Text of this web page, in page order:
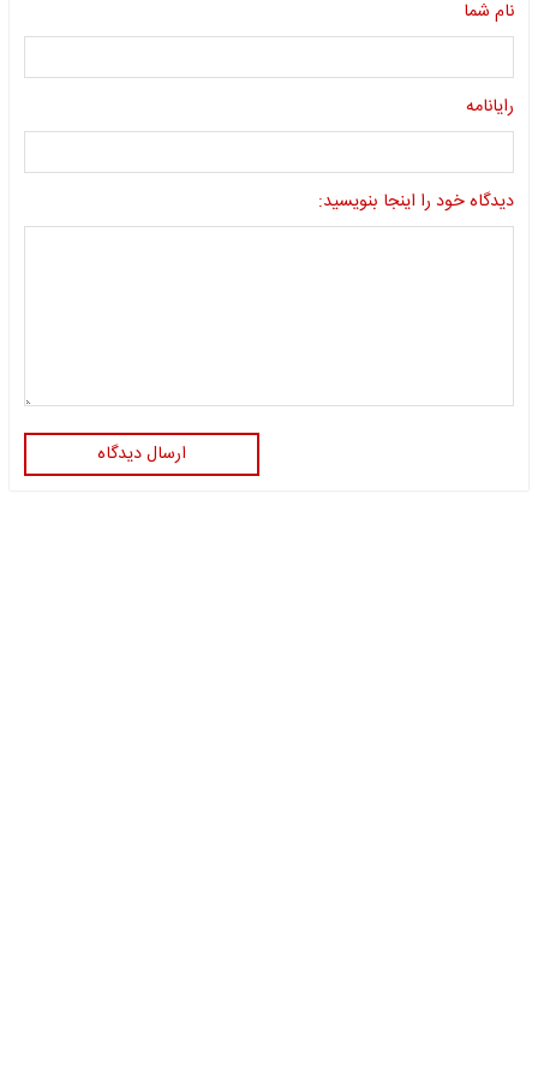
نام شما
رایانامه
دیدگاه خود را اینجا بنویسید:
ارسال دیدگاه